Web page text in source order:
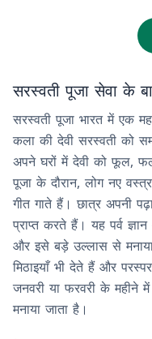
सरस्वती पूजा सेवा के
सरस्वती पूजा भारत में एक
कला की देवी सरस्वती को
अपने घरों में देवी को फूल,
पूजा के दौरान, लोग नए
गीत गाते हैं। छात्र अपनी
प्राप्त करते हैं। यह पर्व
और इसे बड़े उल्लास से
मिठाइयाँ भी देते हैं और
जनवरी या फरवरी के महीने
मनाया जाता है।